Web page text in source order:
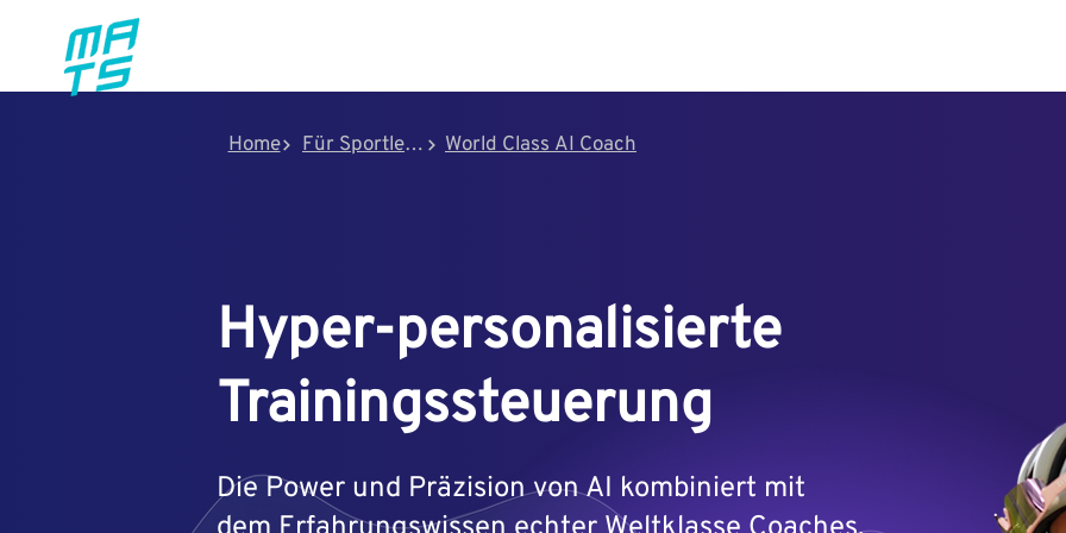
Home Für Sportler:innen World Class AI Coach
Hyper-personalisierte
Trainingssteuerung
Die Power und Präzision von AI kombiniert mit